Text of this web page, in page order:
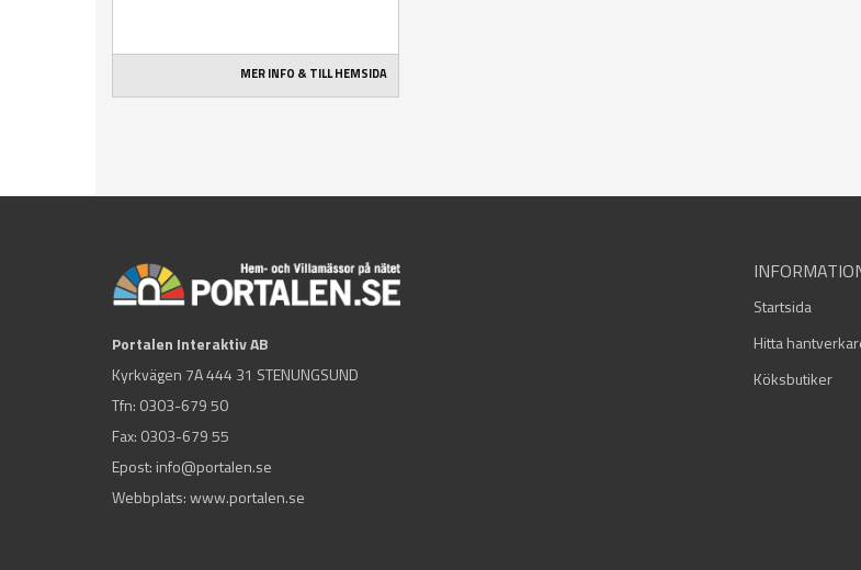
MER INFO & TILL HEMSIDA
Portalen Interaktiv AB
Kyrkvägen 7A 444 31 STENUNGSUND
Tfn: 0303-679 50
Fax: 0303-679 55
Epost: info@portalen.se
Webbplats: www.portalen.se
Startsida
Hitta
Köksbutiker